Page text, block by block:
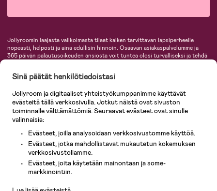
Jollyroomin laajasta valikoimasta tilaat kaiken tarvittavan lapsiperheelle
nopeasti, helposti ja aina edullisin hinnoin. Osaavan asiakaspalvelumme ja
365 päivän palautusoikeuden ansiosta voit tuntea olosi turvalliseksi ja tehdä
lastentarvikkeita sekä paljon muuta. Meiltä löydät lukuisia tunnettuja
KidKraft, Ergobaby, Philips Avent, Neonate, Cybex, LEGO ja monia muita!
Tervetuloa shoppailemaan Pohjoismaiden suurimpaan lastentarvikkeiden
verkkokauppaan!
Sinä päätät henkilötiedoistasi
Jollyroom ja digitaaliset yhteistyökumppanimme käyttävät
evästeitä tällä verkkosivulla. Jotkut näistä ovat sivuston
toiminnalle välttämättömiä. Seuraavat evästeet ovat sinulle
valinnaisia:
Evästeet, joilla analysoidaan verkkosivustomme käyttöä.
Evästeet, jotka mahdollistavat mukautetun kokemuksen
verkkosivustollamme.
Evästeet, joita käytetään mainontaan ja some-
markkinointiin.